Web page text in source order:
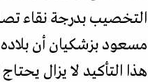
التخصيب بدرجة نقاء
مسعود بزشكيان أن بلاده
هذا التأكيد لا يزال